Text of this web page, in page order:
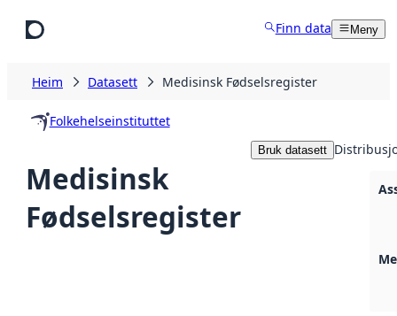
Finn data Meny
Heim Datasett Medisinsk Fødselsregister
Folkehelseinstituttet
Medisinsk
Fødselsregister
Bruk datasett